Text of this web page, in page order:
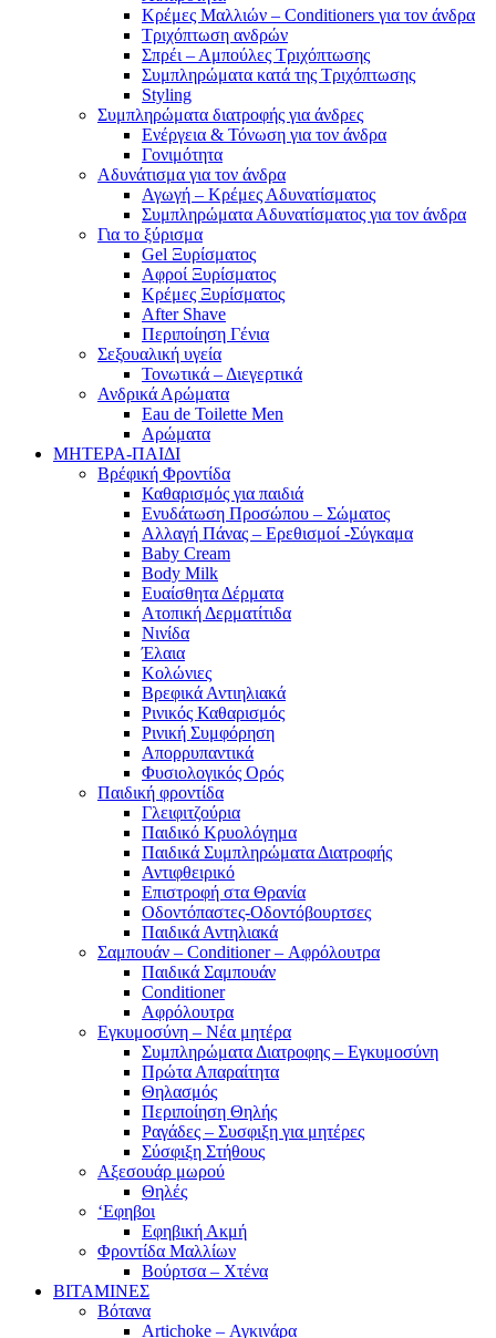
Κρέμες Μαλλιών – Conditioners για τον άνδρα
Τριχόπτωση ανδρών
Σπρέι – Αμπούλες Τριχόπτωσης
Συμπληρώματα κατά της Τριχόπτωσης
Styling
Συμπληρώματα διατροφής για άνδρες
Ενέργεια & Τόνωση για τον άνδρα
Γονιμότητα
Αδυνάτισμα για τον άνδρα
Αγωγή – Κρέμες Αδυνατίσματος
Συμπληρώματα Αδυνατίσματος για τον άνδρα
Για το ξύρισμα
Gel Ξυρίσματος
Αφροί Ξυρίσματος
Κρέμες Ξυρίσματος
After Shave
Περιποίηση Γένια
Σεξουαλική υγεία
Τονωτικά – Διεγερτικά
Ανδρικά Αρώματα
Eau de Toilette Men
Αρώματα
ΜΗΤΕΡΑ-ΠΑΙΔΙ
Βρέφική Φροντίδα
Καθαρισμός για παιδιά
Ενυδάτωση Προσώπου – Σώματος
Αλλαγή Πάνας – Ερεθισμοί -Σύγκαμα
Baby Cream
Body Milk
Ευαίσθητα Δέρματα
Ατοπική Δερματίτιδα
Νινίδα
Έλαια
Κολώνιες
Βρεφικά Αντιηλιακά
Ρινικός Καθαρισμός
Ρινική Συμφόρηση
Απορρυπαντικά
Φυσιολογικός Ορός
Παιδική φροντίδα
Γλειφιτζούρια
Παιδικό Κρυολόγημα
Παιδικά Συμπληρώματα Διατροφής
Αντιφθειρικό
Επιστροφή στα Θρανία
Οδοντόπαστες-Οδοντόβουρτσες
Παιδικά Αντηλιακά
Σαμπουάν – Conditioner – Αφρόλουτρα
Παιδικά Σαμπουάν
Conditioner
Αφρόλουτρα
Εγκυμοσύνη – Νέα μητέρα
Συμπληρώματα Διατροφης – Εγκυμοσύνη
Πρώτα Απαραίτητα
Θηλασμός
Περιποίηση Θηλής
Ραγάδες – Συσφιξη για μητέρες
Σύσφιξη Στήθους
Αξεσουάρ μωρού
Θηλές
‘Εφηβοι
Εφηβική Ακμή
Φροντίδα Μαλλίων
Βούρτσα – Χτένα
ΒΙΤΑΜΙΝΕΣ
Βότανα
Artichoke – Αγκινάρα